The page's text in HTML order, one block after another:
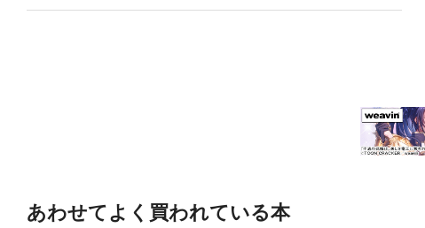
あわせてよく買われている本